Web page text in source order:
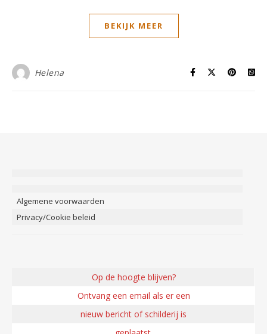
BEKIJK MEER
Helena
Algemene voorwaarden
Privacy/Cookie beleid
Op de hoogte blijven?
Ontvang een email als er een
nieuw bericht of schilderij is